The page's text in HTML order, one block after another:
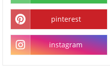
pinterest
instagram